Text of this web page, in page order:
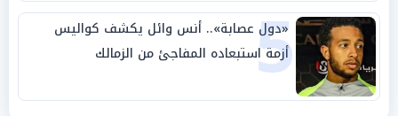
5
«دول عصابة».. أنس وائل يكشف كواليس
أزمة استبعاده المفاجئ من الزمالك